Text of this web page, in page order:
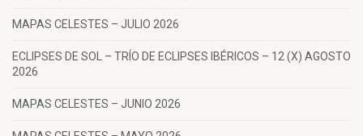
MAPAS CELESTES – JULIO 2026
ECLIPSES DE SOL – TRÍO DE ECLIPSES IBÉRICOS – 12 (X) AGOSTO
2026
MAPAS CELESTES – JUNIO 2026